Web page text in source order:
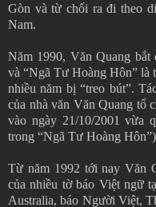
Gòn và từ chối ra đi theo
Nam.
Năm 1990, Văn Quang bắt
và “Ngã Tư Hoàng Hôn” là
nhiều năm bị “treo bút”.
của nhà văn Văn Quang tổ
vào ngày 21/10/2001 vừa
trong “Ngã Tư Hoàng Hôn”)
Từ năm 1992 tới nay Văn
của nhiều tờ báo Việt ngữ
Australia, báo Người Việt,